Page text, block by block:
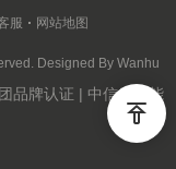
服 网站地图
Designed By Wanhu
品牌认证 | 中信云赋能